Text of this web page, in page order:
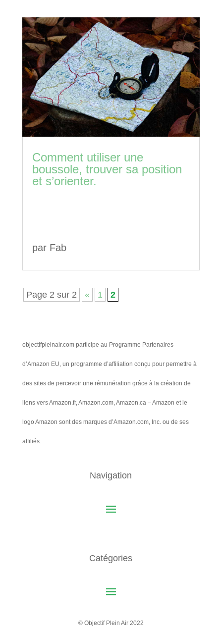
Comment utiliser une
boussole, trouver sa position
et s’orienter.
par Fab
Page 2 sur 2 « 1 2
objectifpleinair.com participe au Programme Partenaires
d’Amazon EU, un programme d’affiliation conçu pour permettre à
des sites de percevoir une rémunération grâce à la création de
liens vers Amazon.fr, Amazon.com, Amazon.ca – Amazon et le
logo Amazon sont des marques d’Amazon.com, Inc. ou de ses
affiliés.
Navigation
Catégories
© Objectif Plein Air 2022